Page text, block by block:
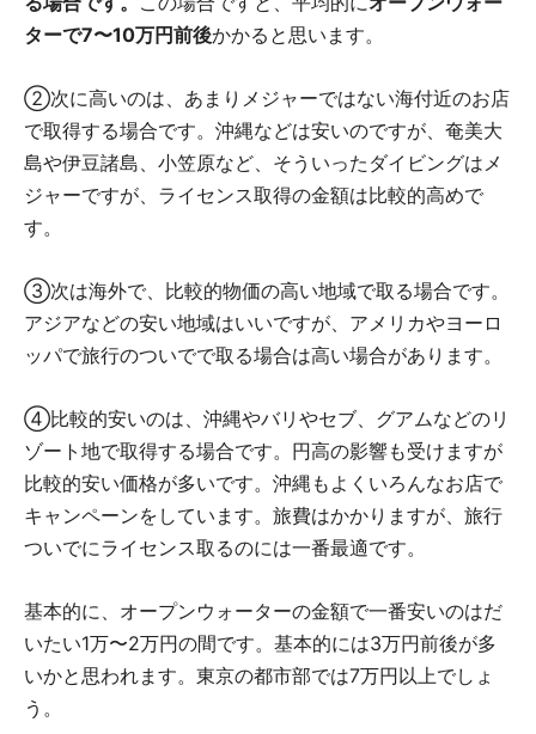
ターで7〜10万円前後かかると思います。
②次に高いのは、あまりメジャーではない海付近のお店
で取得する場合です。沖縄などは安いのですが、奄美大
島や伊豆諸島、小笠原など、そういったダイビングはメ
ジャーですが、ライセンス取得の金額は比較的高めで
す。
③次は海外で、比較的物価の高い地域で取る場合です。
アジアなどの安い地域はいいですが、アメリカやヨーロ
ッパで旅行のついでで取る場合は高い場合があります。
④比較的安いのは、沖縄やバリやセブ、グアムなどのリ
ゾート地で取得する場合です。円高の影響も受けますが
比較的安い価格が多いです。沖縄もよくいろんなお店で
キャンペーンをしています。旅費はかかりますが、旅行
ついでにライセンス取るのには一番最適です。
基本的に、オープンウォーターの金額で一番安いのはだ
いたい1万〜2万円の間です。基本的には3万円前後が多
いかと思われます。東京の都市部では7万円以上でしょ
う。